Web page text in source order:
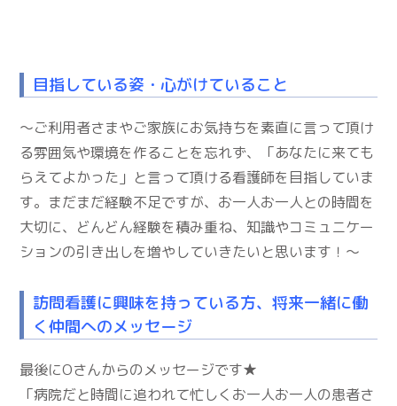
目指している姿・心がけていること
～ご利用者さまやご家族にお気持ちを素直に言って頂け
る雰囲気や環境を作ることを忘れず、「あなたに来ても
らえてよかった」と言って頂ける看護師を目指していま
す。まだまだ経験不足ですが、お一人お一人との時間を
大切に、どんどん経験を積み重ね、知識やコミュニケー
ションの引き出しを増やしていきたいと思います！～
訪問看護に興味を持っている方、将来一緒に働
く仲間へのメッセージ
最後にOさんからのメッセージです★
「病院だと時間に追われて忙しくお一人お一人の患者さ